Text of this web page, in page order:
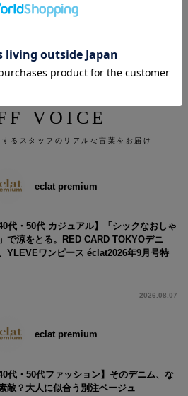
VOICE
スタッフのリアルな言葉をお届け
eclat premium
40代・50代 カジュアル】「シックなおしゃ
で涼をとる。RED CARD TOKYOデニ
YLEVEワンピース éclat2026年9月号特
2026.08.07
eclat premium
40代・50代ファッション】そのデニム、な
敵？大人に似合う別注ベージュ